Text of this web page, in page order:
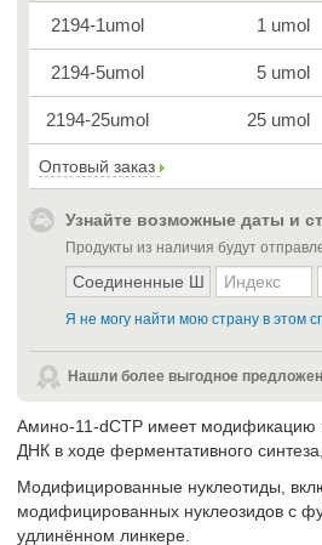
2194-1umol 1 umol
2194-5umol 5 umol
2194-25umol 25 umol
Оптовый заказ
Узнайте возможные даты и
Продукты из наличия будут
Я не могу найти мою страну в этом
Нашли более выгодное
Амино-11-dCTP имеет модификацию
ДНК в ходе ферментативного
Модифицированные нуклеотиды,
модифицированных нуклеозидов с
удлинённом линкере.